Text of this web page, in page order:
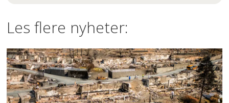
Les flere nyheter: